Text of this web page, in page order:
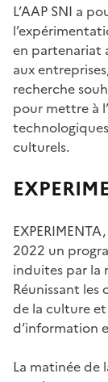
L’AAP SNI a
en partenariat
aux
recherche
pour mettre à
culturels.
2022 un
induites par la
Réunissant
de la culture et
d’information
La matinée de